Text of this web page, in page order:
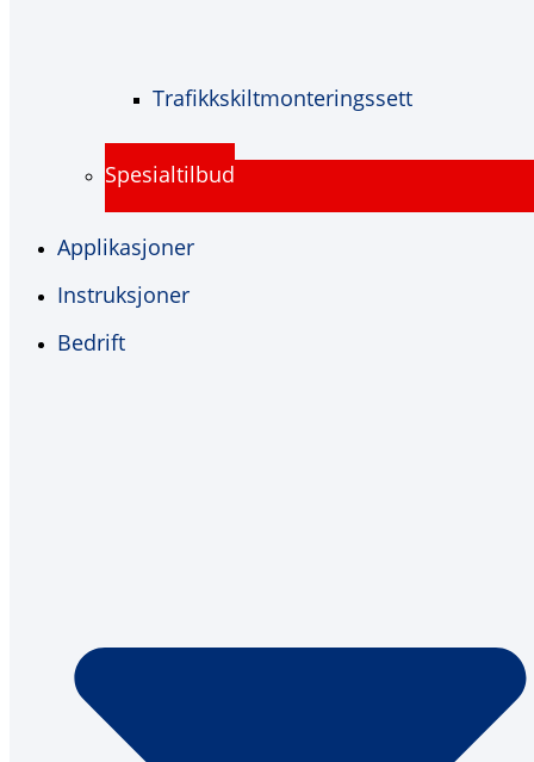
Trafikkskiltmonteringssett
Spesialtilbud
Applikasjoner
Instruksjoner
Bedrift